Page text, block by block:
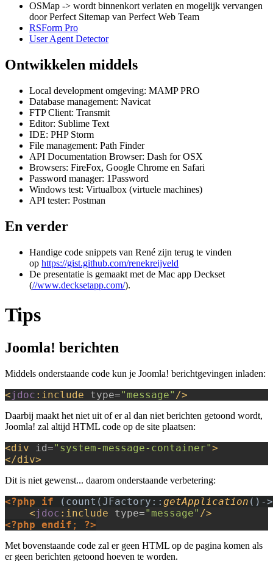
OSMap -> wordt binnenkort verlaten en mogelijk vervangen
door Perfect Sitemap van Perfect Web Team
RSForm Pro
User Agent Detector
Ontwikkelen middels
Local development omgeving: MAMP PRO
Database management: Navicat
FTP Client: Transmit
Editor: Sublime Text
IDE: PHP Storm
File management: Path Finder
API Documentation Browser: Dash for OSX
Browsers: FireFox, Google Chrome en Safari
Password manager: 1Password
Windows test: Virtualbox (virtuele machines)
API tester: Postman
En verder
Handige code snippets van René zijn terug te vinden
op https://gist.github.com/renekreijveld
De presentatie is gemaakt met de Mac app Deckset
(//www.decksetapp.com/).
Tips
Joomla! berichten
Middels onderstaande code kun je Joomla! berichtgevingen inladen:
<jdoc :include type="message" />
Daarbij maakt het niet uit of er al dan niet berichten getoond wordt,
Joomla! zal altijd HTML code op de site plaatsen:
<div id="system-message-container">
</div>
Dit is niet gewenst... daarom onderstaande verbetering:
<?php if (count(JFactory:: getApplication ()->
<jdoc :include type="message" />
<?php endif ; ?>
Met bovenstaande code zal er geen HTML op de pagina komen als
er geen berichten getoond hoeven te worden.